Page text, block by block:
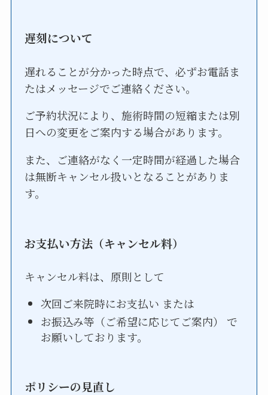
遅刻について
遅れることが分かった時点で、必ずお電話ま
たはメッセージでご連絡ください。
ご予約状況により、施術時間の短縮または別
日への変更をご案内する場合があります。
また、ご連絡がなく一定時間が経過した場合
は無断キャンセル扱いとなることがありま
す。
お支払い方法（キャンセル料）
キャンセル料は、原則として
次回ご来院時にお支払い または
お振込み等（ご希望に応じてご案内） で
お願いしております。
ポリシーの見直し